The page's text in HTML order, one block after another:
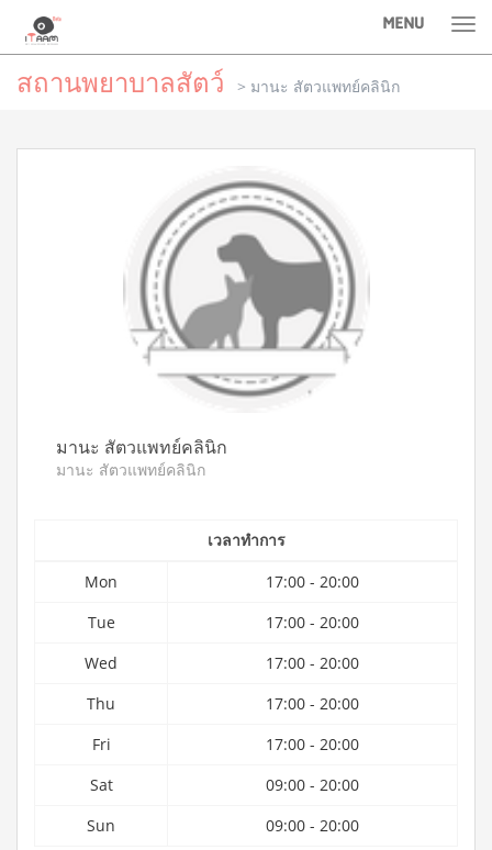
MENU
สถานพยาบาลสัตว์ > มานะ สัตวแพทย์คลินิก
มานะ สัตวแพทย์คลินิก
มานะ สัตวแพทย์คลินิก
เวลาทำการ
Mon
17:00 - 20:00
Tue
17:00 - 20:00
Wed
17:00 - 20:00
Thu
17:00 - 20:00
Fri
17:00 - 20:00
Sat
09:00 - 20:00
Sun
09:00 - 20:00